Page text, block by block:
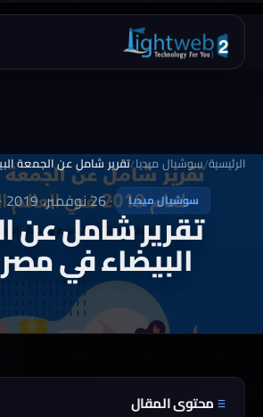
الرئيسية/سوشيال ميديا/تقرير شامل عن الجمعة
سوشيال ميديا ·26 نوفمبر، 2019
تقرير شامل عن
البيضاء في مصر 2019
محتوى المقال